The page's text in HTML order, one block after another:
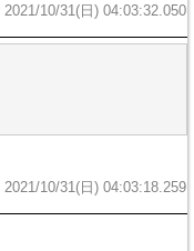
2021/10/31(日) 04:03:32.050
2021/10/31(日) 04:03:18.259